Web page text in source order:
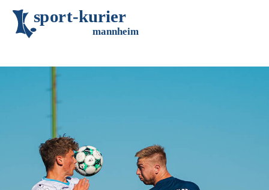
sport-kurier
mannheim